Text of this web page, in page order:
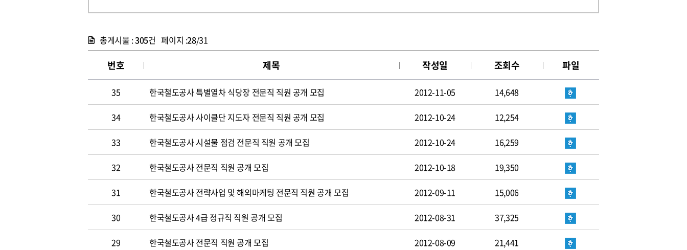
총게시물 :305건 페이지 :28/31
번호 제목 작성일 조회수 파일
35 한국철도공사 특별열차 식당장 전문직 직원 공개 모집 2012-11-05 14,648
34 한국철도공사 사이클단 지도자 전문직 직원 공개 모집 2012-10-24 12,254
33 한국철도공사 시설물 점검 전문직 직원 공개 모집 2012-10-24 16,259
32 한국철도공사 전문직 직원 공개 모집 2012-10-18 19,350
31 한국철도공사 전략사업 및 해외마케팅 전문직 직원 공개 모집 2012-09-11 15,006
30 한국철도공사 4급 정규직 직원 공개 모집 2012-08-31 37,325
29 한국철도공사 전문직 직원 공개 모집 2012-08-09 21,441